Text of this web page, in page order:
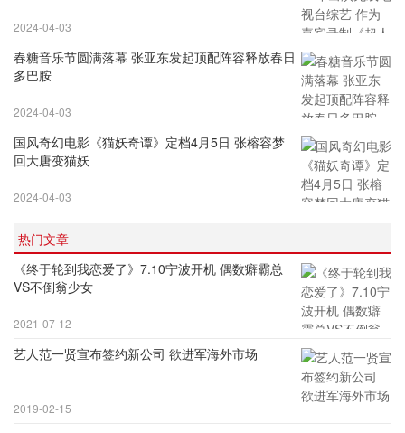
2024-04-03
春糖音乐节圆满落幕 张亚东发起顶配阵容释放春日
多巴胺
2024-04-03
国风奇幻电影《猫妖奇谭》定档4月5日 张榕容梦
回大唐变猫妖
2024-04-03
热门文章
《终于轮到我恋爱了》7.10宁波开机 偶数癖霸总
VS不倒翁少女
2021-07-12
艺人范一贤宣布签约新公司 欲进军海外市场
2019-02-15